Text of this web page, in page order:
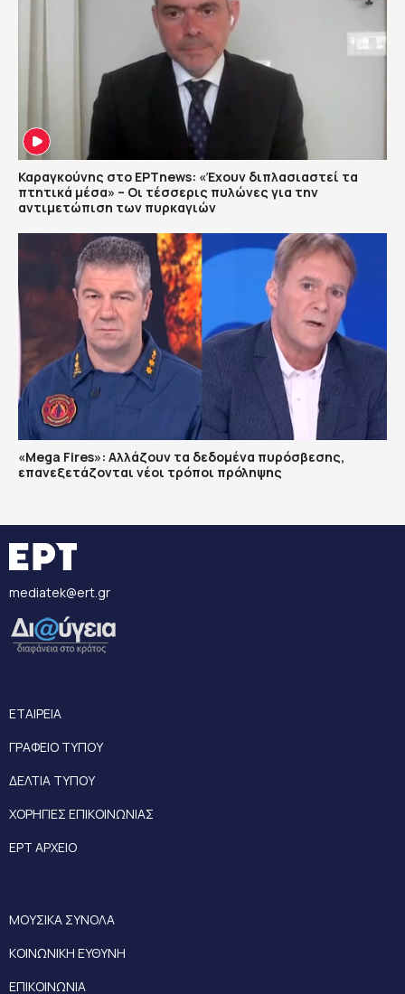
Καραγκούνης στο ΕΡΤnews: «Έχουν διπλασιαστεί τα
πτητικά μέσα» – Οι τέσσερις πυλώνες για την
αντιμετώπιση των πυρκαγιών
«Mega Fires»: Αλλάζουν τα δεδομένα πυρόσβεσης,
επανεξετάζονται νέοι τρόποι πρόληψης
mediatek@ert.gr
ΕΤΑΙΡΕΙΑ
ΓΡΑΦΕΙΟ ΤΥΠΟΥ
ΔΕΛΤΙΑ ΤΥΠΟΥ
ΧΟΡΗΓΙΕΣ ΕΠΙΚΟΙΝΩΝΙΑΣ
ΕΡΤ ΑΡΧΕΙΟ
ΜΟΥΣΙΚΑ ΣΥΝΟΛΑ
ΚΟΙΝΩΝΙΚΗ ΕΥΘΥΝΗ
ΕΠΙΚΟΙΝΩΝΙΑ